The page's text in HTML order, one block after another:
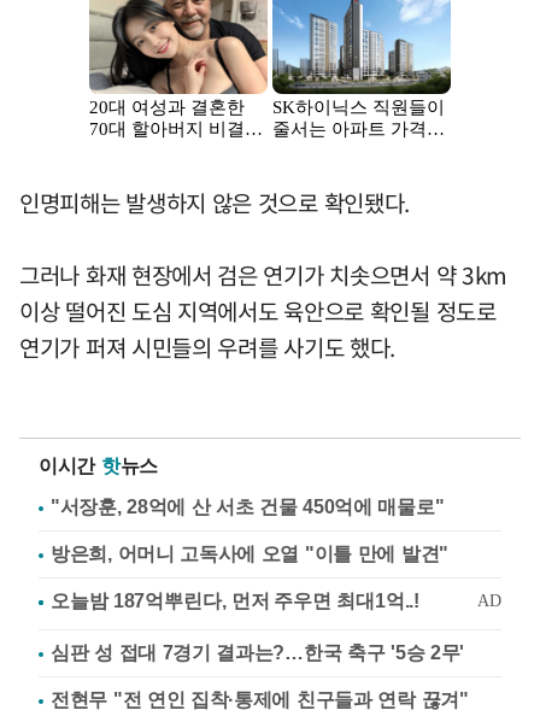
인명피해는 발생하지 않은 것으로 확인됐다.
그러나 화재 현장에서 검은 연기가 치솟으면서 약 3km
이상 떨어진 도심 지역에서도 육안으로 확인될 정도로
연기가 퍼져 시민들의 우려를 사기도 했다.
이시간 핫뉴스
"서장훈, 28억에 산 서초 건물 450억에 매물로"
방은희, 어머니 고독사에 오열 "이틀 만에 발견"
심판 성 접대 7경기 결과는?…한국 축구 '5승 2무'
전현무 "전 연인 집착·통제에 친구들과 연락 끊겨"